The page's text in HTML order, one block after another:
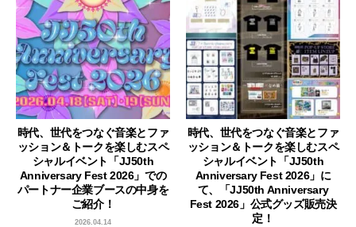
時代、世代をつなぐ音楽とファ
ッション＆トークを楽しむスペ
シャルイベント「JJ50th
Anniversary Fest 2026」での
パートナー企業ブースの中身を
ご紹介！
2026.04.14
時代、世代をつなぐ音楽とファ
ッション＆トークを楽しむスペ
シャルイベント「JJ50th
Anniversary Fest 2026」に
て、「JJ50th Anniversary
Fest 2026」公式グッズ販売決
定！